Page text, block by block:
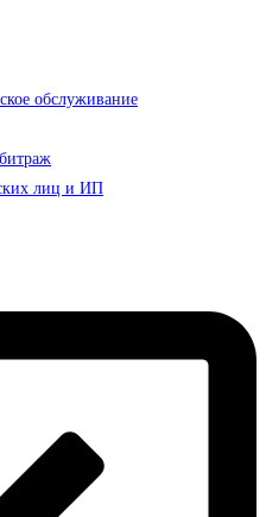
обслуживание
лиц и ИП